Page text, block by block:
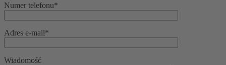
Numer telefonu*
Adres e-mail*
Wiadomość